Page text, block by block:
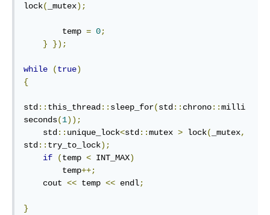
lock( _mutex);
        temp
= 0;
}
});
while (true)
{
std :: this_thread :: sleep_for(std :: chrono::milli
seconds(1));
    std
:: unique_lock<std ::mutex > lock( _mutex,
std :: try_to_lock);
if
(temp < INT_MAX)
        temp
++;
    cout
<< temp << endl;
}